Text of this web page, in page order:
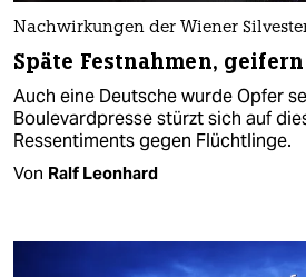
Nachwirkungen der Wiener
Späte Festnahmen,
Auch eine Deutsche wurde Opfer
Boulevardpresse stürzt sich auf
Ressentiments gegen Flüchtlinge.
Von Ralf Leonhard